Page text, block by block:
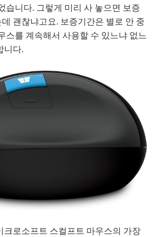
습니다. 그렇게 미리 사 놓으면 보증
괜찮냐고요. 보증기간은 별로 안 중
스를 계속해서 사용할 수 있느냐 없느
니다.
크로소프트 스컬프트 마우스의 가장